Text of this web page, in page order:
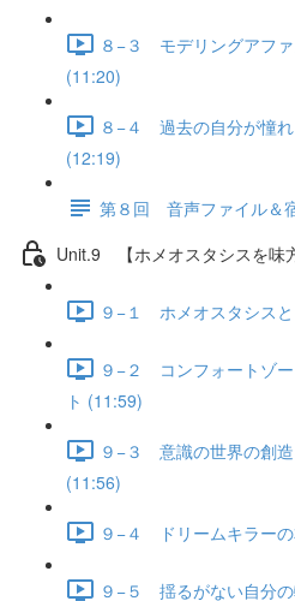
８−３ モデリングアフ
(11:20)
８−４ 過去の自分が憧
(12:19)
第８回 音声ファイル＆
Unit.9 【ホメオスタシスを味
９−１ ホメオスタシス
９−２ コンフォートゾ
ト (11:59)
９−３ 意識の世界の創
(11:56)
９−４ ドリームキラー
９−５ 揺るがない自分